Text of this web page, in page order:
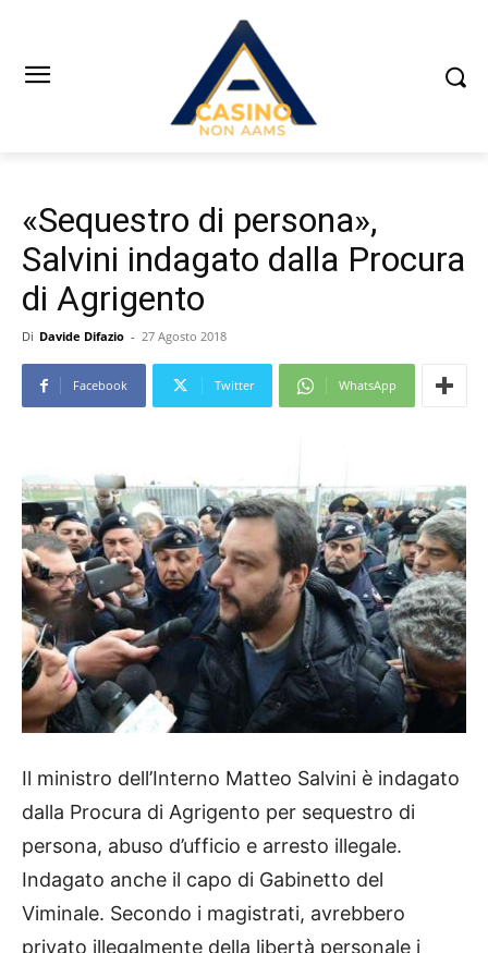
«Sequestro di persona»,
Salvini indagato dalla Procura
di Agrigento
Di Davide Difazio - 27 Agosto 2018
Facebook Twitter WhatsApp
Il ministro dell’Interno Matteo Salvini è indagato
dalla Procura di Agrigento per sequestro di
persona, abuso d’ufficio e arresto illegale.
Indagato anche il capo di Gabinetto del
Viminale. Secondo i magistrati, avrebbero
privato illegalmente della libertà personale i